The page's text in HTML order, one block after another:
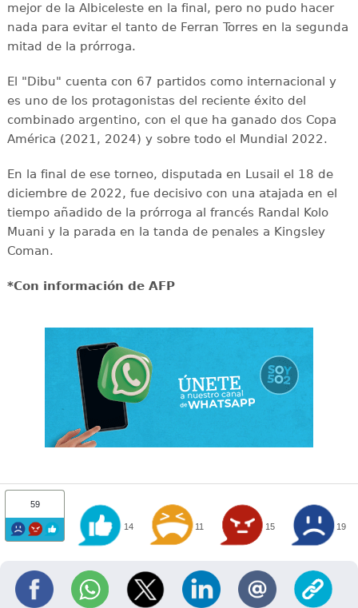
mejor de la Albiceleste en la final, pero no pudo hacer
nada para evitar el tanto de Ferran Torres en la segunda
mitad de la prórroga.
El "Dibu" cuenta con 67 partidos como internacional y
es uno de los protagonistas del reciente éxito del
combinado argentino, con el que ha ganado dos Copa
América (2021, 2024) y sobre todo el Mundial 2022.
En la final de ese torneo, disputada en Lusail el 18 de
diciembre de 2022, fue decisivo con una atajada en el
tiempo añadido de la prórroga al francés Randal Kolo
Muani y la parada en la tanda de penales a Kingsley
Coman.
*Con información de AFP
59
14 11 15 19